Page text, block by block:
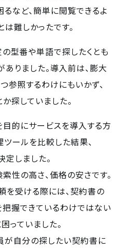
など、簡単に閲覧できるよ
難しかったです。
型番や単語で探したくとも
りました。導入前は、膨大
参照するわけにもいかず、
探していました。
目的にサービスを導入する方
ールを比較した結果、
しました。
性の高さ、価格の安さです。
を受ける際には、契約書の
把握できているわけではない
っていました。
が自分の探したい契約書に